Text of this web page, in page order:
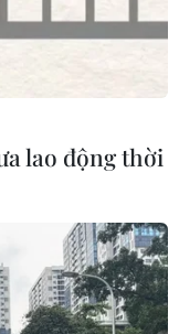
lao động thời